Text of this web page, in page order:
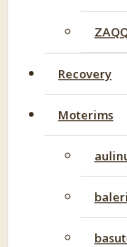
Recovery
Moterims